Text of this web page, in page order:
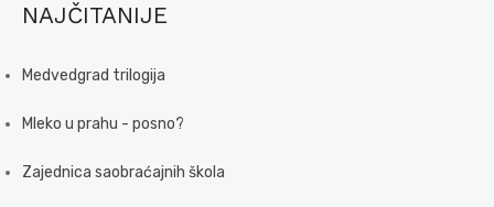
NAJČITANIJE
Medvedgrad trilogija
Mleko u prahu - posno?
Zajednica saobraćajnih škola